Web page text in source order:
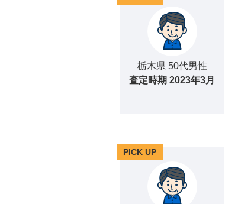
栃木県 50代男性
査定時期 2023年3月
PICK UP